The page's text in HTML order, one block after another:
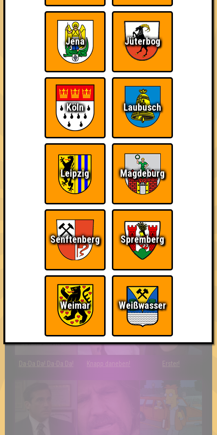
verlieren, trotzdem auf dem 1. Platz - den haben sie sich
schließlich verdient! Entsprechend gibt es für diese auch
Errungenschaften für den 1. Platz.
Teil der Oberschicht
Wiederzehn macht
The Last of Us
Schon wieder zum
Wir sind immer bei
Nerven aus Stahl
The Amount of
Teilnahmen is too
Ich war da, vor 3000
Da-Da Da! Da-Da Da! Knapp daneben! Erster!
Jena Jüterbog
Köln Laubusch
Leipzig Magdeburg
Senftenberg Spremberg
Weimar Weißwasser